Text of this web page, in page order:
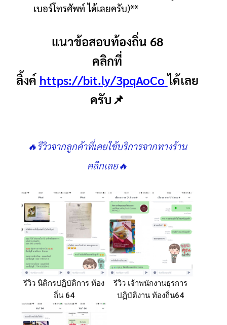
เบอร์โทรศัพท์ ได้เลยครับ)**
แนวข้อสอบท้องถิ่น 68
คลิกที่
ลิ้งค์ https://bit.ly/3pqAoCo ได้เลย
ครับ📌
🔥รีวิวจากลูกค้าที่เคยใช้บริการจากทางร้าน
คลิกเลย🔥
รีวิว นิติกรปฏิบัติการ ท้อง
ถิ่น 64
รีวิว เจ้าพนักงานธุรการ
ปฏิบัติงาน ท้องถิ่น64